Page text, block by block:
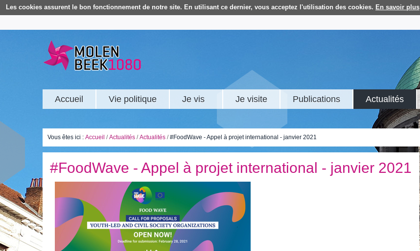
Les cookies assurent le bon fonctionnement de notre site. En utilisant ce dernier, vous acceptez l'utilisation des cookies. En savoir plus
Accueil Vie politique Je vis Je visite Publications Actualités
Vous êtes ici : Accueil /Actualités /Actualités /#FoodWave - Appel à projet international - janvier 2021
#FoodWave - Appel à projet international - janvier 2021